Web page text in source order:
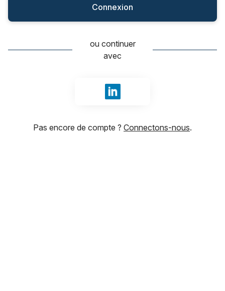
Connexion
ou continuer
avec
Se connecter avec LinkedIn
Pas encore de compte ? Connectons-nous.